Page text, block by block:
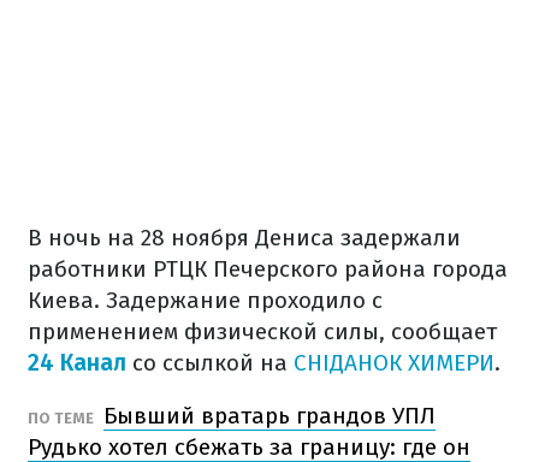
В ночь на 28 ноября Дениса задержали
работники РТЦК Печерского района города
Киева. Задержание проходило с
применением физической силы, сообщает
24 Канал со ссылкой на СНІДАНОК ХИМЕРИ.
ПО ТЕМЕ
Бывший вратарь грандов УПЛ
Рудько хотел сбежать за границу: где он